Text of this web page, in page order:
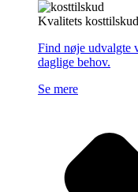
Kvalitets
Find nøje udvalgte
daglige behov.
Se mere